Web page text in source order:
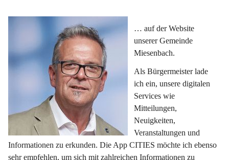
… auf der Website
unserer Gemeinde
Miesenbach.
Als Bürgermeister lade
ich ein, unsere digitalen
Services wie
Mitteilungen,
Neuigkeiten,
Veranstaltungen und
Informationen zu erkunden. Die App CITIES möchte ich ebenso
sehr empfehlen, um sich mit zahlreichen Informationen zu